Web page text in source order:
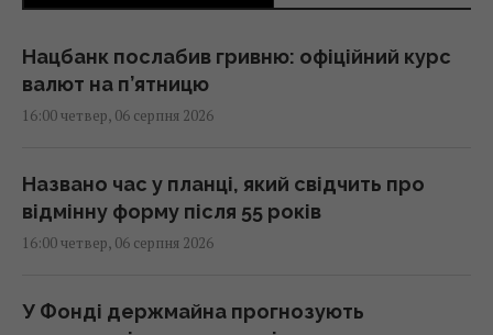
Нацбанк послабив гривню: офіційний курс
валют на п’ятницю
16:00 четвер, 06 серпня 2026
Названо час у планці, який свідчить про
відмінну форму після 55 років
16:00 четвер, 06 серпня 2026
У Фонді держмайна прогнозують